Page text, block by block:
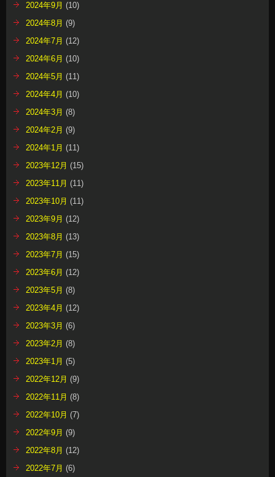
2024年9月 (10)
2024年8月 (9)
2024年7月 (12)
2024年6月 (10)
2024年5月 (11)
2024年4月 (10)
2024年3月 (8)
2024年2月 (9)
2024年1月 (11)
2023年12月 (15)
2023年11月 (11)
2023年10月 (11)
2023年9月 (12)
2023年8月 (13)
2023年7月 (15)
2023年6月 (12)
2023年5月 (8)
2023年4月 (12)
2023年3月 (6)
2023年2月 (8)
2023年1月 (5)
2022年12月 (9)
2022年11月 (8)
2022年10月 (7)
2022年9月 (9)
2022年8月 (12)
2022年7月 (6)